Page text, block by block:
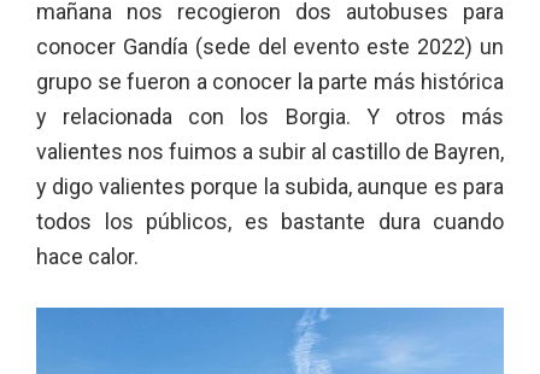
mañana nos recogieron dos autobuses para
conocer Gandía (sede del evento este 2022) un
grupo se fueron a conocer la parte más histórica
y relacionada con los Borgia. Y otros más
valientes nos fuimos a subir al castillo de Bayren,
y digo valientes porque la subida, aunque es para
todos los públicos, es bastante dura cuando
hace calor.